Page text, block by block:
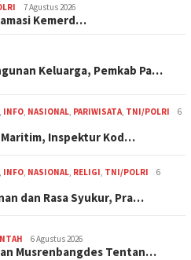
7 Agustus 2026
Kemerd…
Keluarga, Pemkab Pa…
INFO NASIONAL PARIWISATA TNI/POLRI
6
Inspektur Kod…
INFO NASIONAL RELIGI TNI/POLRI
6
dan Rasa Syukur, Pra…
6 Agustus 2026
Musrenbangdes Tentan…